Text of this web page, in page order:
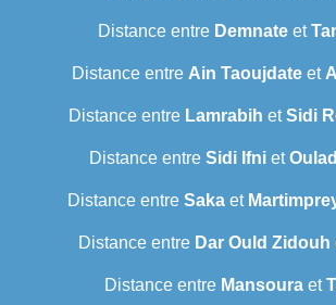
Distance entre Demnateet
Distance entre Ain Taoujdate et
Distance entre Lamrabih etSidi
Distance entre Sidi Ifniet
Distance entre Sakaet
Distance entre Dar Ould Zidouh
Distance entre Mansoura et